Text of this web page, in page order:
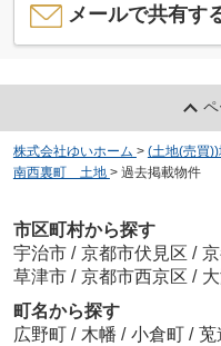
メールで共有す
株式会社ゆいホーム > (土地(売買
南西裏町 土地 > 過去掲載物件
市区町村から探す
宇治市 / 京都市伏見区 /
草津市 / 京都市西京区 /
町名から探す
広野町 / 木幡 / 小倉町 / 莵